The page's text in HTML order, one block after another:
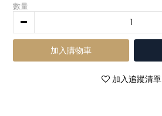
數量
加入購物車
加入追蹤清單